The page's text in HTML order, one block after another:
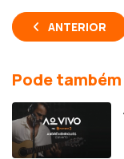
ANTERIOR
Pode